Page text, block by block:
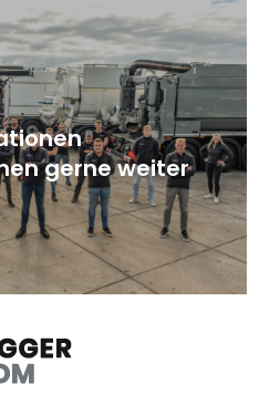
gerne weiter